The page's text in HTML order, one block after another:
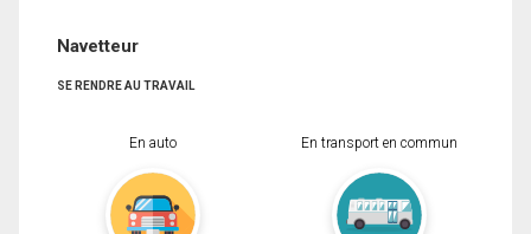
Navetteur
SE RENDRE AU TRAVAIL
En auto En transport en commun